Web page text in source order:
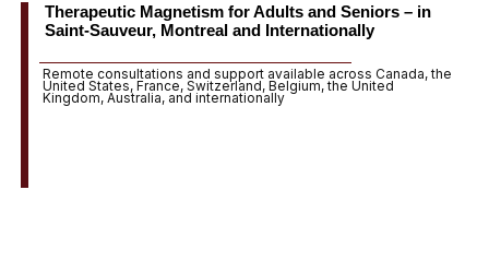
Therapeutic Magnetism for Adults and Seniors – in
Saint-Sauveur, Montreal and Internationally
Remote consultations and support available across Canada, the
United States, France, Switzerland, Belgium, the United
Kingdom, Australia, and internationally